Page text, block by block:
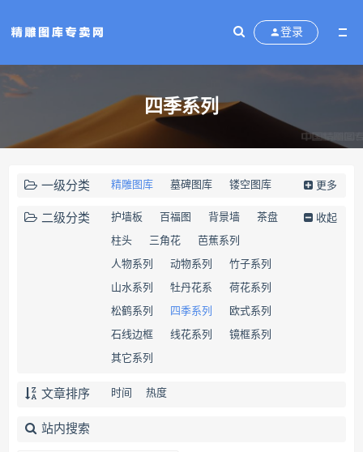
登录
四季系列
一级分类 精雕图库 墓碑图库 镂空图库 更多
二级分类 护墙板 百福图 背景墙 茶盘
柱头 三角花 芭蕉系列
人物系列 动物系列 竹子系列
山水系列 牡丹花系 荷花系列
松鹤系列 四季系列 欧式系列
石线边框 线花系列 镜框系列
其它系列
收起
文章排序 时间 热度
站内搜索